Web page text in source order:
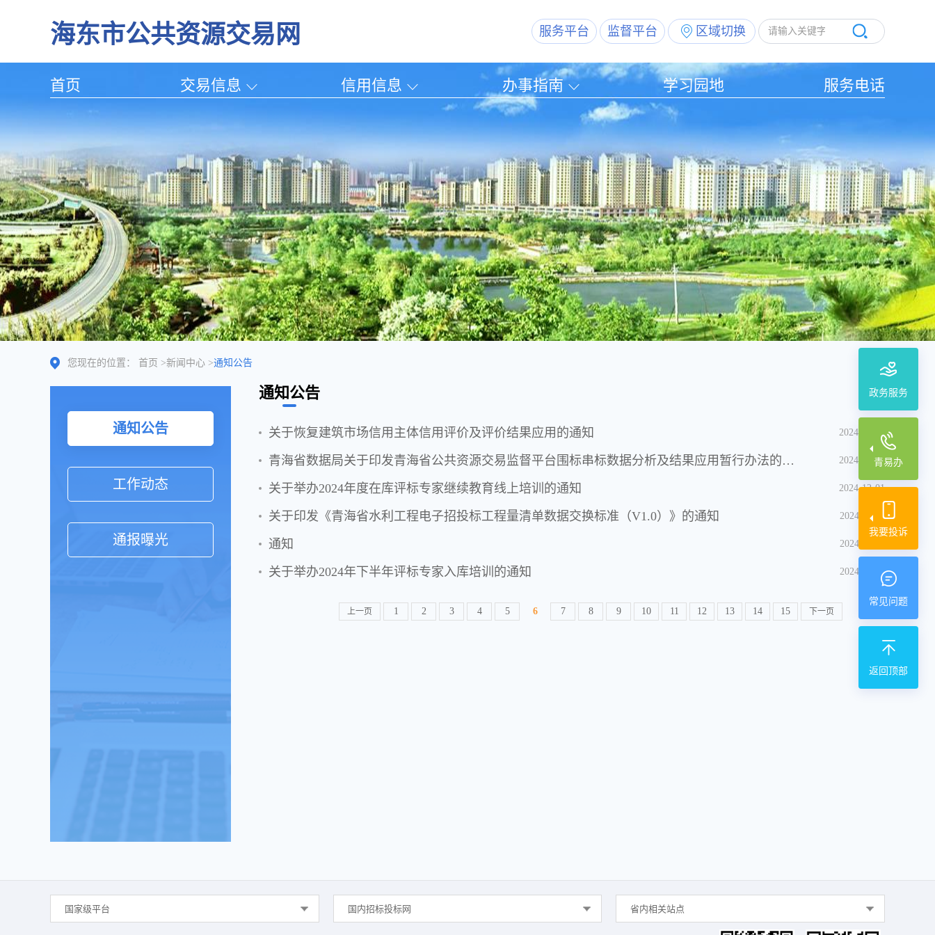
海东市公共资源交易网 服务平台 监督平台 区域切换
首页 交易信息 信用信息 办事指南 学习园地 服务电话
政务服务
青易办
我要投诉
常见问题
返回顶部
您现在的位置： 首页 >新闻中心 >通知公告
通知公告
工作动态
通报曝光
通知公告
关于恢复建筑市场信用主体信用评价及评价结果应用的通知 2024-12-17
青海省数据局关于印发青海省公共资源交易监督平台围标串标数据分析及结果应用暂行办法的通知 2024-12-17
关于举办2024年度在库评标专家继续教育线上培训的通知 2024-12-01
关于印发《青海省水利工程电子招投标工程量清单数据交换标准（V1.0）》的通知 2024-11-18
通知 2024-11-15
关于举办2024年下半年评标专家入库培训的通知 2024-11-14
上一页 1 2 3 4 5 6 7 8 9 10 11 12 13 14 15 下一页
国家级平台 国内招标投标网 省内相关站点